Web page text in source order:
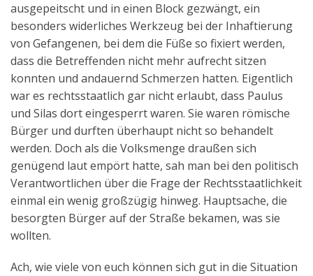
Termine
Aktuelles
Kontakt
English
ausgepeitscht und in einen Block gezwängt, ein
besonders widerliches Werkzeug bei der Inhaftierung
von Gefangenen, bei dem die Füße so fixiert werden,
dass die Betreffenden nicht mehr aufrecht sitzen
konnten und andauernd Schmerzen hatten. Eigentlich
war es rechtsstaatlich gar nicht erlaubt, dass Paulus
und Silas dort eingesperrt waren. Sie waren römische
Bürger und durften überhaupt nicht so behandelt
werden. Doch als die Volksmenge draußen sich
genügend laut empört hatte, sah man bei den politisch
Verantwortlichen über die Frage der Rechtsstaatlichkeit
einmal ein wenig großzügig hinweg. Hauptsache, die
besorgten Bürger auf der Straße bekamen, was sie
wollten.
Ach, wie viele von euch können sich gut in die Situation